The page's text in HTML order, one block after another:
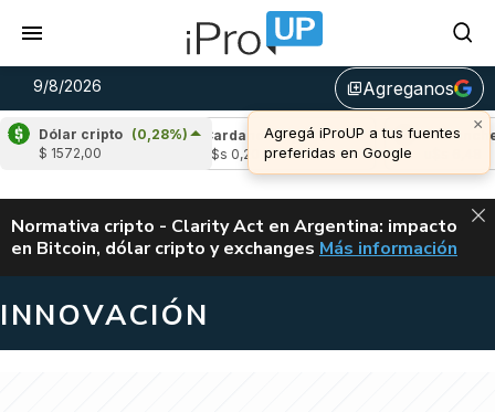
9/8/2026 library_addAgreganos
×
Agregá iProUP a tus fuentes
preferidas en Google
Dólar cripto (0,28%)
$ 1572,00
(-0,24%)
Cardano
(-1,11%)
u$s 0,20
Avalanche
u$s 6,48
ALERTA
Normativa cripto - Clarity Act en Argentina: impacto
en Bitcoin, dólar cripto y exchanges CLARITY ACT EN
Más información
INNOVACIÓN